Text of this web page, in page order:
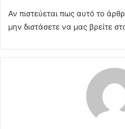
Αν πιστεύεται πως αυτό το
μην διστάσετε να μας βρείτε